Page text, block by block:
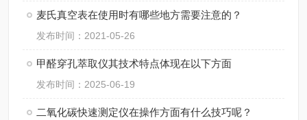
麦氏真空表在使用时有哪些地方需要注意的？
发布时间：2021-05-26
甲醛穿孔萃取仪其技术特点体现在以下方面
发布时间：2025-06-19
二氧化碳快速测定仪在操作方面有什么技巧呢？